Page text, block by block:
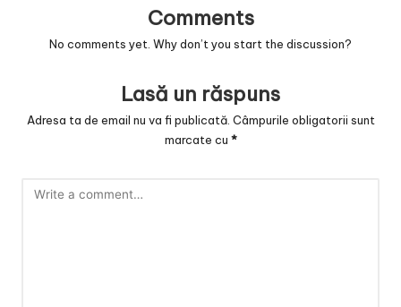
Comments
No comments yet. Why don’t you start the discussion?
Lasă un răspuns
Adresa ta de email nu va fi publicată. Câmpurile obligatorii sunt
marcate cu *